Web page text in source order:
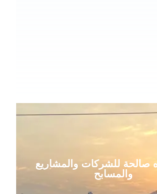
صالحة للشركات والمشاريع
والمسابح